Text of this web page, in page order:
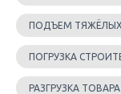
ПОДЪЕМ ТЯЖЁЛЫХ
ПОГРУЗКА
РАЗГРУЗКА ТОВАРА